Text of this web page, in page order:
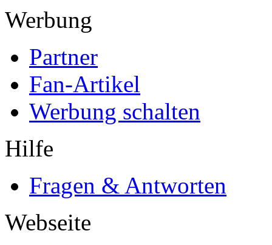
Werbung
Partner
Fan-Artikel
Werbung schalten
Hilfe
Fragen & Antworten
Webseite